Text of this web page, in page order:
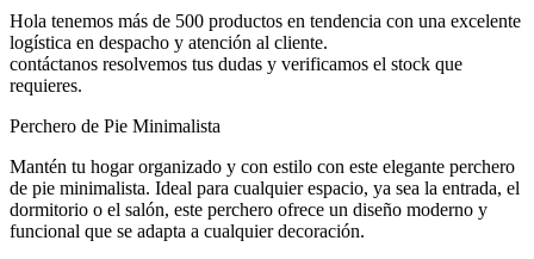
Hola tenemos más de 500 productos en tendencia con una excelente
logística en despacho y atención al cliente.
contáctanos resolvemos tus dudas y verificamos el stock que
requieres.
Perchero de Pie Minimalista
Mantén tu hogar organizado y con estilo con este elegante perchero
de pie minimalista. Ideal para cualquier espacio, ya sea la entrada, el
dormitorio o el salón, este perchero ofrece un diseño moderno y
funcional que se adapta a cualquier decoración.